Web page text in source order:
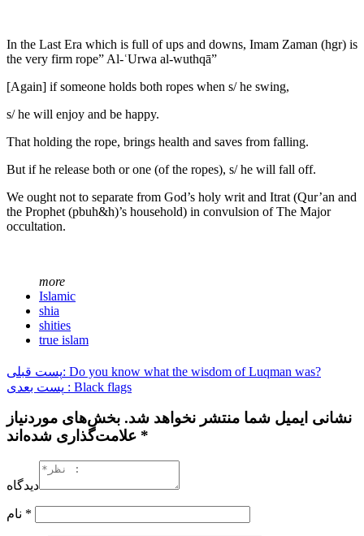
In the Last Era which is full of ups and downs, Imam Zaman (hgr) is
the very firm rope” Al-ʿUrwa al-wuthqā”
[Again] if someone holds both ropes when s/ he swing,
s/ he will enjoy and be happy.
That holding the rope, brings health and saves from falling.
But if he release both or one (of the ropes), s/ he will fall off.
We ought not to separate from God’s holy writ and Itrat (Qur’an and
the Prophet (pbuh&h)’s household) in convulsion of The Major
occultation.
more
Islamic
shia
shities
true islam
پست قبلی: Do you know what the wisdom of Luqman was?
پست بعدی : Black flags
نشانی ایمیل شما منتشر نخواهد شد. بخش‌های موردنیاز
علامت‌گذاری شده‌اند *
دیدگاه
*